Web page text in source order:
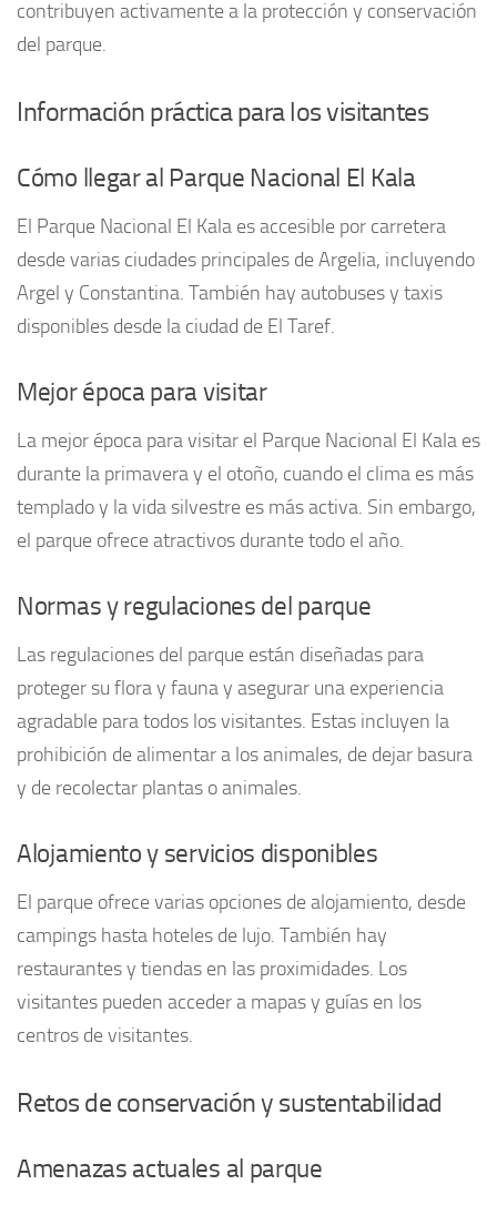
contribuyen activamente a la protección y conservación
del parque.
Información práctica para los visitantes
Cómo llegar al Parque Nacional El Kala
El Parque Nacional El Kala es accesible por carretera
desde varias ciudades principales de Argelia, incluyendo
Argel y Constantina. También hay autobuses y taxis
disponibles desde la ciudad de El Taref.
Mejor época para visitar
La mejor época para visitar el Parque Nacional El Kala es
durante la primavera y el otoño, cuando el clima es más
templado y la vida silvestre es más activa. Sin embargo,
el parque ofrece atractivos durante todo el año.
Normas y regulaciones del parque
Las regulaciones del parque están diseñadas para
proteger su flora y fauna y asegurar una experiencia
agradable para todos los visitantes. Estas incluyen la
prohibición de alimentar a los animales, de dejar basura
y de recolectar plantas o animales.
Alojamiento y servicios disponibles
El parque ofrece varias opciones de alojamiento, desde
campings hasta hoteles de lujo. También hay
restaurantes y tiendas en las proximidades. Los
visitantes pueden acceder a mapas y guías en los
centros de visitantes.
Retos de conservación y sustentabilidad
Amenazas actuales al parque